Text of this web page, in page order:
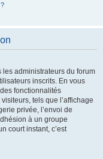
les administrateurs du forum
inscrits. En vous
fonctionnalités
tels que l’affichage
privée, l’envoi de
à un groupe
court instant, c’est